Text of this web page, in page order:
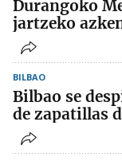
Durangoko
jartzeko
BILBAO
Bilbao se
de zapatillas